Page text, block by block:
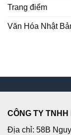
Trang điểm
Văn Hóa Nhật
CÔNG TY TNHH
Địa chỉ: 58B